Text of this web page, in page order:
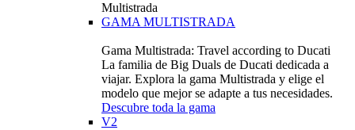
Multistrada
GAMA MULTISTRADA
Gama Multistrada: Travel according to Ducati
La familia de Big Duals de Ducati dedicada a
viajar. Explora la gama Multistrada y elige el
modelo que mejor se adapte a tus necesidades.
Descubre toda la gama
V2